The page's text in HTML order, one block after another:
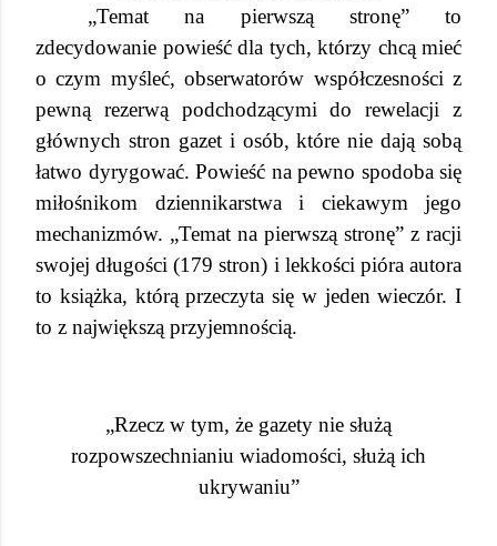
„Temat na pierwszą stronę” to
zdecydowanie powieść dla tych, którzy chcą mieć
o czym myśleć, obserwatorów współczesności z
pewną rezerwą podchodzącymi do rewelacji z
głównych stron gazet i osób, które nie dają sobą
łatwo dyrygować. Powieść na pewno spodoba się
miłośnikom dziennikarstwa i ciekawym jego
mechanizmów. „Temat na pierwszą stronę” z racji
swojej długości (179 stron) i lekkości pióra autora
to książka, którą przeczyta się w jeden wieczór. I
to z największą przyjemnością.
„Rzecz w tym, że gazety nie służą
rozpowszechnianiu wiadomości, służą ich
ukrywaniu”